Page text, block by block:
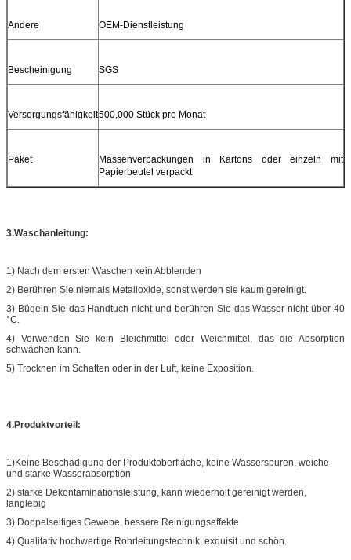
Andere OEM-Dienstleistung
Bescheinigung SGS
Versorgungsfähigkeit500,000 Stück pro Monat
Paket
Massenverpackungen in Kartons oder einzeln mit
Papierbeutel verpackt
3.Waschanleitung:
1) Nach dem ersten Waschen kein Abblenden
2) Berühren Sie niemals Metalloxide, sonst werden sie kaum gereinigt.
3) Bügeln Sie das Handtuch nicht und berühren Sie das Wasser nicht über 40
°C.
4) Verwenden Sie kein Bleichmittel oder Weichmittel, das die Absorption
schwächen kann.
5) Trocknen im Schatten oder in der Luft, keine Exposition.
4.Produktvorteil:
1)Keine Beschädigung der Produktoberfläche, keine Wasserspuren, weiche
und starke Wasserabsorption
2) starke Dekontaminationsleistung, kann wiederholt gereinigt werden,
langlebig
3) Doppelseitiges Gewebe, bessere Reinigungseffekte
4) Qualitativ hochwertige Rohrleitungstechnik, exquisit und schön.